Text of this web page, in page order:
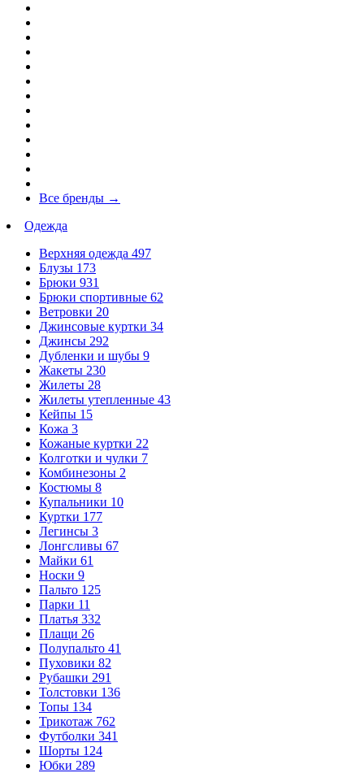
Все бренды →
Одежда
Верхняя одежда 497
Блузы 173
Брюки 931
Брюки спортивные 62
Ветровки 20
Джинсовые куртки 34
Джинсы 292
Дубленки и шубы 9
Жакеты 230
Жилеты 28
Жилеты утепленные 43
Кейпы 15
Кожа 3
Кожаные куртки 22
Колготки и чулки 7
Комбинезоны 2
Костюмы 8
Купальники 10
Куртки 177
Легинсы 3
Лонгсливы 67
Майки 61
Носки 9
Пальто 125
Парки 11
Платья 332
Плащи 26
Полупальто 41
Пуховики 82
Рубашки 291
Толстовки 136
Топы 134
Трикотаж 762
Футболки 341
Шорты 124
Юбки 289